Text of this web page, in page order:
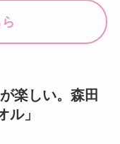
楽しい。森田
」